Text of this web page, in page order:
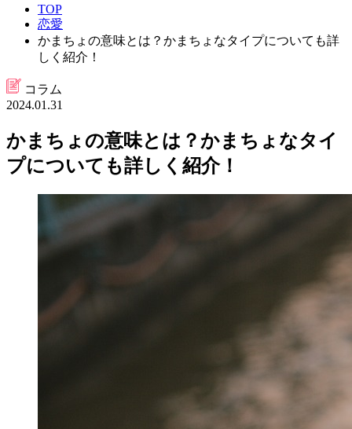
TOP
恋愛
かまちょの意味とは？かまちょなタイプについても詳
しく紹介！
コラム
2024.01.31
かまちょの意味とは？かまちょなタイ
プについても詳しく紹介！